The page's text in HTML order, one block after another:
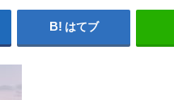
はてブ